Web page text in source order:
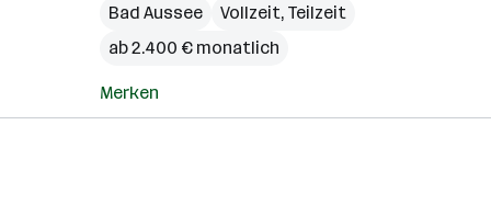
Bad Aussee
Vollzeit, Teilzeit
ab 2.400 € monatlich
Merken